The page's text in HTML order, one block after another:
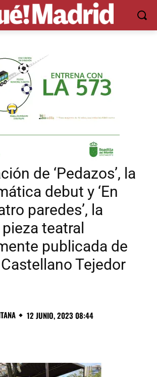
de ‘Pedazos’, la
debut y ‘En
paredes’, la
teatral
publicada de
Tejedor
12 JUNIO, 2023 08:44